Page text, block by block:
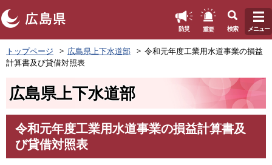
ペ
ー
ジ
防災 重要 検索 メニュー
トップページ 広島県上下水道部
令和元年度工業用水道事業の損益
計算書及び貸借対照表
広島県上下水道部
令和元年度工業用水道事業の損益計算書及
び貸借対照表